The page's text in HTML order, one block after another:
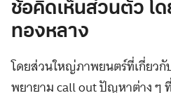
ช้อคิดเห็นส่วนตัว โ
ทองหลาง
โดยส่วนใหญ่ภาพยนตร์ที่เกี่ยว
พยายาม call out ปัญหาต่าง ๆ